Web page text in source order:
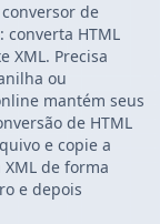
de
converta HTML
XML. Precisa
ou
mantém seus
de HTML
e copie a
de forma
e depois